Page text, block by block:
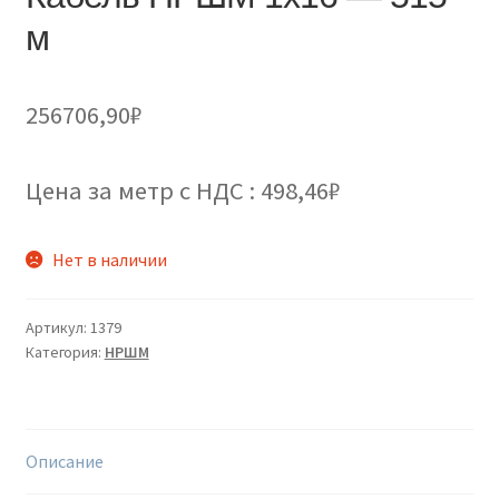
м
256706,90₽
Цена за метр с НДС : 498,46₽
Нет в наличии
Артикул: 1379
Категория: НРШМ
Описание